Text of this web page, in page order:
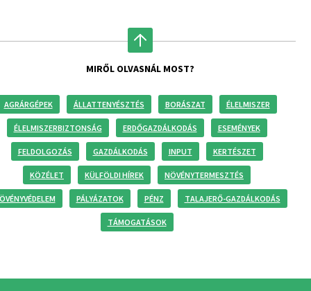
MIRŐL OLVASNÁL MOST?
AGRÁRGÉPEK ÁLLATTENYÉSZTÉS BORÁSZAT ÉLELMISZER
ÉLELMISZERBIZTONSÁG ERDŐGAZDÁLKODÁS ESEMÉNYEK
FELDOLGOZÁS GAZDÁLKODÁS INPUT KERTÉSZET
KÖZÉLET KÜLFÖLDI HÍREK NÖVÉNYTERMESZTÉS
PÁLYÁZATOK PÉNZ TALAJERŐ-GAZDÁLKODÁS
TÁMOGATÁSOK